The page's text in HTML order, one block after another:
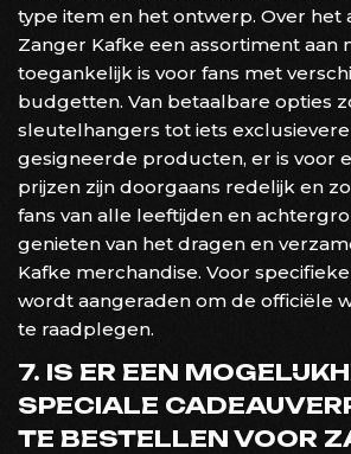
type item en het ontwerp. Over
Zanger Kafke een assortiment aan
toegankelijk is voor fans met
budgetten. Van betaalbare opties
sleutelhangers tot iets
gesigneerde producten, er is voor
prijzen zijn doorgaans redelijk en
fans van alle leeftijden en
genieten van het dragen en
Kafke merchandise. Voor
wordt aangeraden om de officiële
te raadplegen.
7. IS ER EEN
SPECIALE
TE BESTELLEN VOOR